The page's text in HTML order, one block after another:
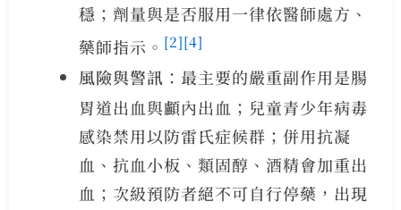
穩；劑量與是否服用一律依醫師處方、
藥師指示。 [2][4]
風險與警訊 ：最主要的嚴重副作用是腸
胃道出血與顱內出血；兒童青少年病毒
感染禁用以防雷氏症候群；併用抗凝
血、抗血小板、類固醇、酒精會加重出
血；次級預防者絕不可自行停藥，出現